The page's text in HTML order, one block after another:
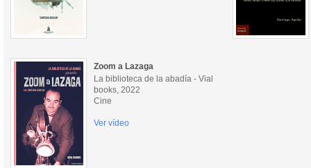
Zoom a Lazaga
La biblioteca de la abadía - Vial
books, 2022
Cine
Ver vídeo